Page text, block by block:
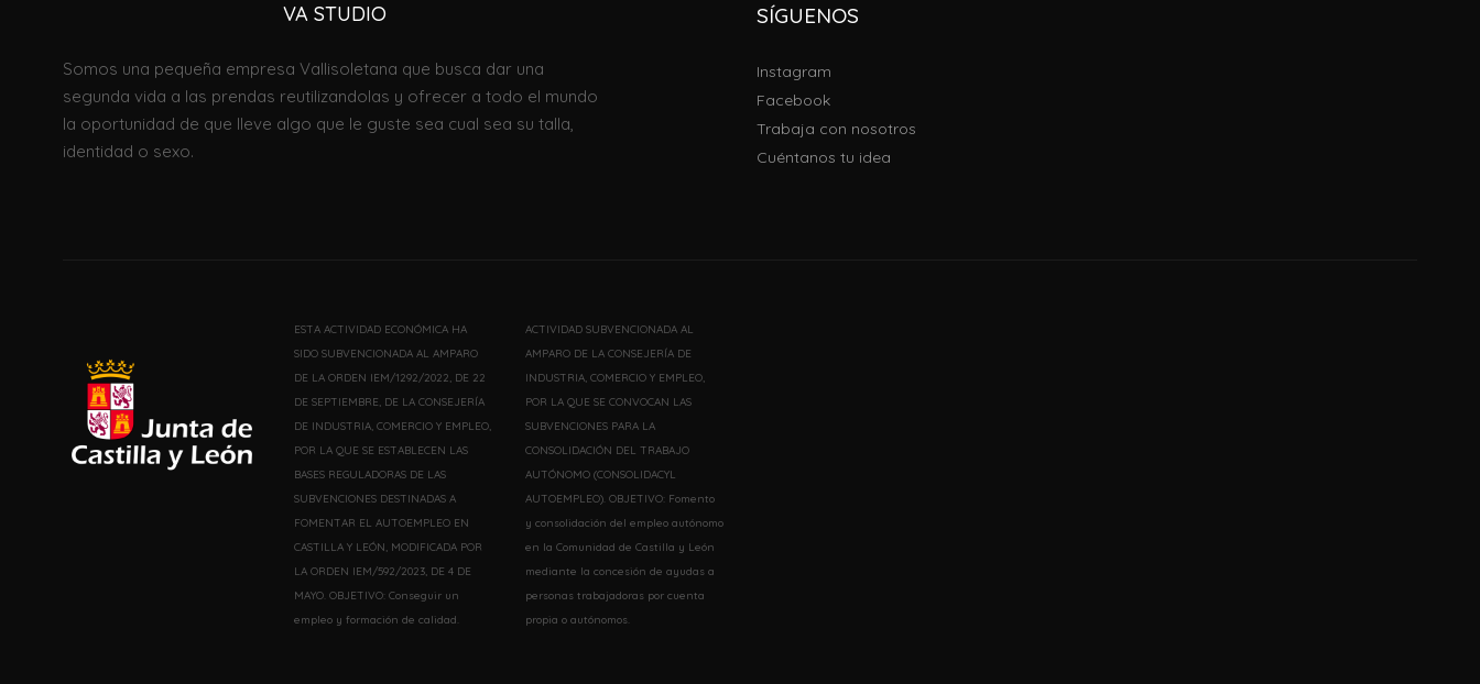
VA STUDIO
Somos una pequeña empresa Vallisoletana que busca dar una
segunda vida a las prendas reutilizandolas y ofrecer a todo el mundo
la oportunidad de que lleve algo que le guste sea cual sea su talla,
identidad o sexo.
SÍGUENOS
Instagram
Facebook
Trabaja con nosotros
Cuéntanos tu idea
ESTA ACTIVIDAD ECONÓMICA HA
SIDO SUBVENCIONADA AL AMPARO
DE LA ORDEN IEM/1292/2022, DE 22
DE SEPTIEMBRE, DE LA CONSEJERÍA
DE INDUSTRIA, COMERCIO Y EMPLEO,
POR LA QUE SE ESTABLECEN LAS
BASES REGULADORAS DE LAS
SUBVENCIONES DESTINADAS A
FOMENTAR EL AUTOEMPLEO EN
CASTILLA Y LEÓN, MODIFICADA POR
LA ORDEN IEM/592/2023, DE 4 DE
MAYO. OBJETIVO: Conseguir un
empleo y formación de calidad.
ACTIVIDAD SUBVENCIONADA AL
AMPARO DE LA CONSEJERÍA DE
INDUSTRIA, COMERCIO Y EMPLEO,
POR LA QUE SE CONVOCAN LAS
SUBVENCIONES PARA LA
CONSOLIDACIÓN DEL TRABAJO
AUTÓNOMO (CONSOLIDACYL
AUTOEMPLEO). OBJETIVO: Fomento
y consolidación del empleo autónomo
en la Comunidad de Castilla y León
mediante la concesión de ayudas a
personas trabajadoras por cuenta
propia o autónomos.